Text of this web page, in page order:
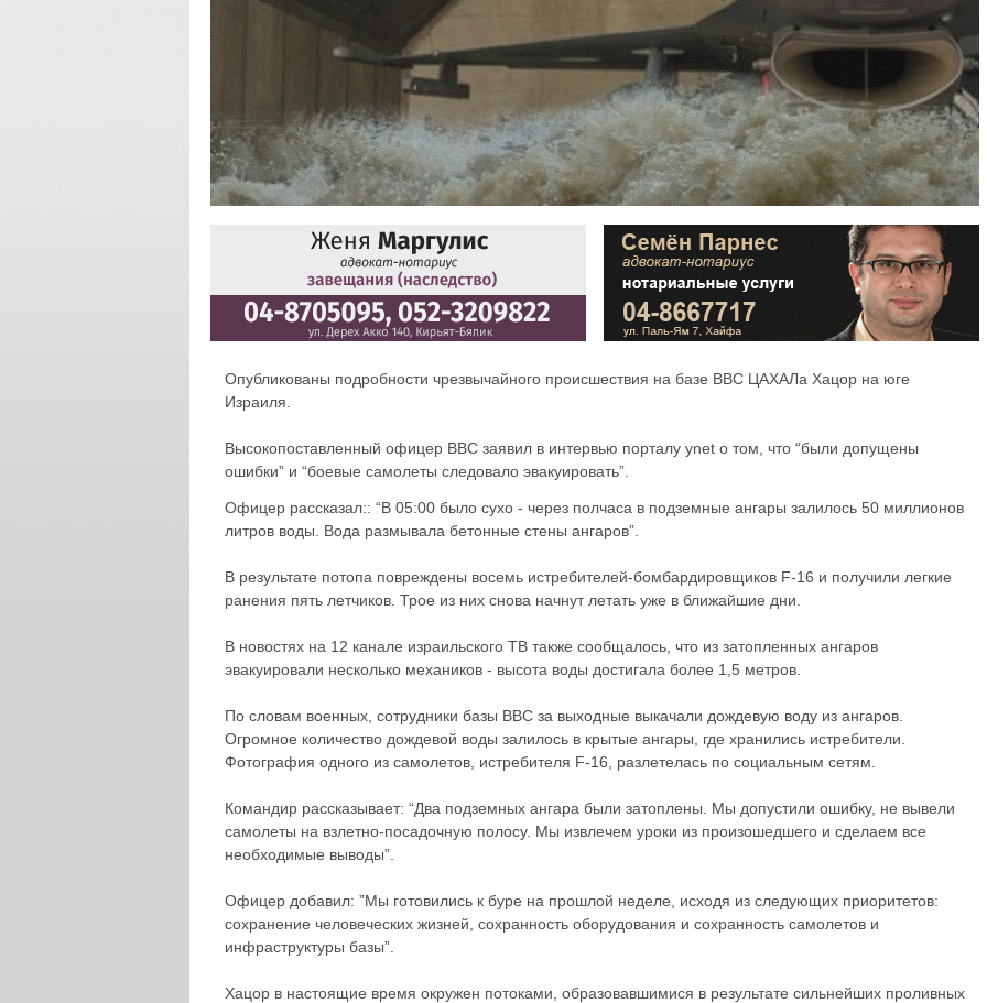
Опубликованы подробности чрезвычайного происшествия на базе ВВС ЦАХАЛа Хацор на юге
Израиля.
Высокопоставленный офицер ВВС заявил в интервью порталу ynet о том, что “были допущены
ошибки” и “боевые самолеты следовало эвакуировать”.
Офицер рассказал:: “В 05:00 было сухо - через полчаса в подземные ангары залилось 50 миллионов
литров воды. Вода размывала бетонные стены ангаров”.
В результате потопа повреждены восемь истребителей-бомбардировщиков F-16 и получили легкие
ранения пять летчиков. Трое из них снова начнут летать уже в ближайшие дни.
В новостях на 12 канале израильского ТВ также сообщалось, что из затопленных ангаров
эвакуировали несколько механиков - высота воды достигала более 1,5 метров.
По словам военных, сотрудники базы ВВС за выходные выкачали дождевую воду из ангаров.
Огромное количество дождевой воды залилось в крытые ангары, где хранились истребители.
Фотография одного из самолетов, истребителя F-16, разлетелась по социальным сетям.
Командир рассказывает: “Два подземных ангара были затоплены. Мы допустили ошибку, не вывели
самолеты на взлетно-посадочную полосу. Мы извлечем уроки из произошедшего и сделаем все
необходимые выводы”.
Офицер добавил: ”Мы готовились к буре на прошлой неделе, исходя из следующих приоритетов:
сохранение человеческих жизней, сохранность оборудования и сохранность самолетов и
инфраструктуры базы”.
Хацор в настоящие время окружен потоками, образовавшимися в результате сильнейших проливных